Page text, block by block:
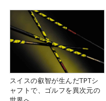
スイスの叡智が生んだTPTシ
ャフトで、ゴルフを異次元の